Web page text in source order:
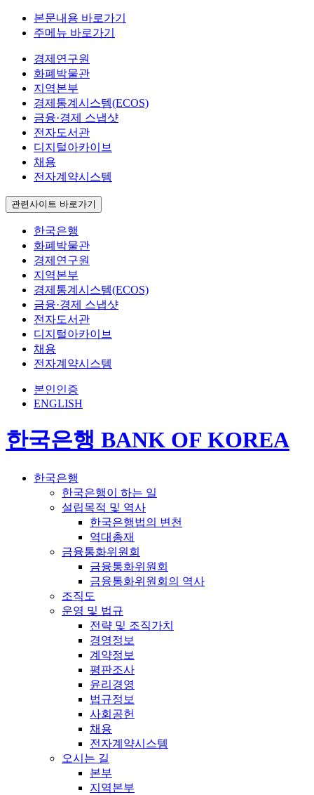
본문내용 바로가기
주메뉴 바로가기
경제연구원
화폐박물관
지역본부
경제통계시스템(ECOS)
금융·경제 스냅샷
전자도서관
디지털아카이브
채용
전자계약시스템
관련사이트 바로가기
한국은행
화폐박물관
경제연구원
지역본부
경제통계시스템(ECOS)
금융·경제 스냅샷
전자도서관
디지털아카이브
채용
전자계약시스템
본인인증
ENGLISH
한국은행 BANK OF KOREA
한국은행
한국은행이 하는 일
설립목적 및 역사
한국은행법의 변천
역대총재
금융통화위원회
금융통화위원회
금융통화위원회의 역사
조직도
운영 및 법규
전략 및 조직가치
경영정보
계약정보
평판조사
윤리경영
법규정보
사회공헌
채용
전자계약시스템
오시는 길
본부
지역본부